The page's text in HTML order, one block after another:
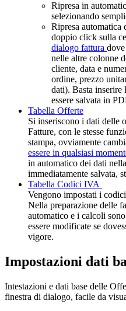
Ripresa in
selezionando
Ripresa
doppio click sulla
dialogo fattura
nelle altre colonne
cliente, data e
ordine, prezzo
dati). Basta inserire
essere salvata in
Tabella Offerte
Si inseriscono i dati delle
Fatture, con le stesse
stampa, ovviamente
essere in qualsiasi
in automatico dei dati
immediatamente salvata,
Tabella Codici IVA
Vengono impostati i
Nella preparazione delle
automatico e i calcoli
essere modificate se
vigore.
Impostazioni dati
Intestazioni e dati base delle
finestra di dialogo, facile da